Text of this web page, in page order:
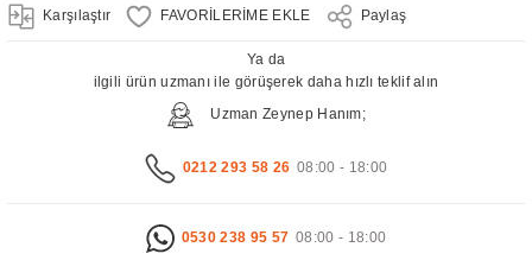
Karşılaştır Paylaş
Ya da
ilgili ürün uzmanı ile görüşerek daha hızlı teklif alın
Uzman Zeynep Hanım;
0212 293 58 26 08:00 - 18:00
0530 238 95 57 08:00 - 18:00